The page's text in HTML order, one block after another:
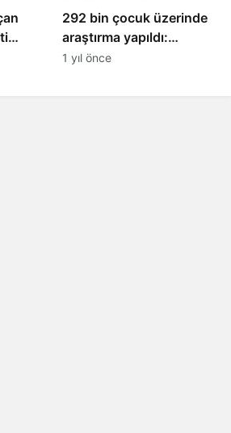
292 bin çocuk üzerinde
araştırma yapıldı:
Uzmanlardan ailelere
1 yıl önce